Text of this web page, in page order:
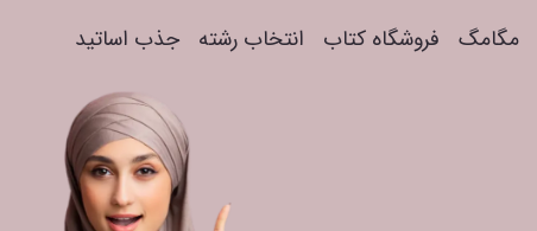
مگامگ فروشگاه کتاب انتخاب رشته جذب اساتید